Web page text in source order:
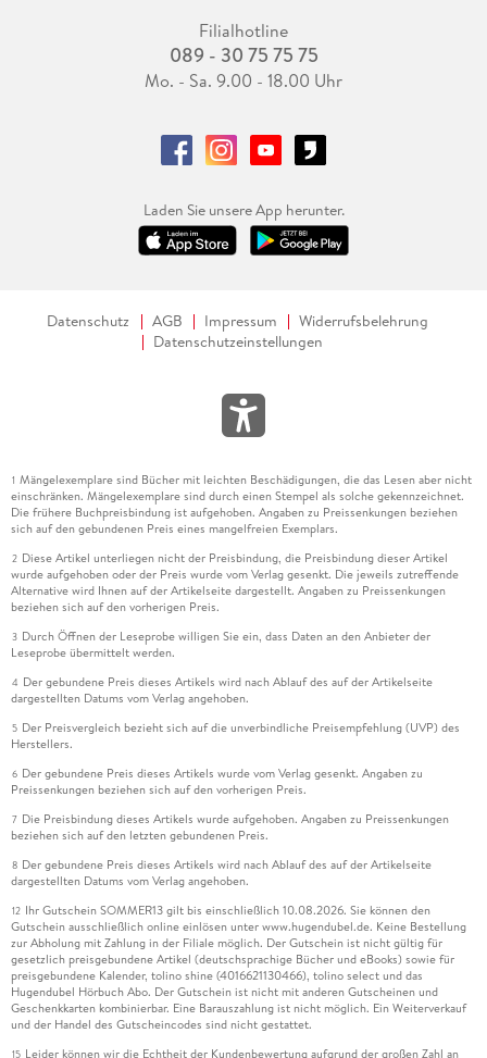
Filialhotline
089 - 30 75 75 75
Mo. - Sa. 9.00 - 18.00 Uhr
Laden Sie unsere App herunter.
Datenschutz AGB Impressum
Widerrufsbelehrung
Datenschutzeinstellungen
1 Mängelexemplare sind Bücher mit leichten Beschädigungen, die das Lesen aber nicht
einschränken. Mängelexemplare sind durch einen Stempel als solche gekennzeichnet.
Die frühere Buchpreisbindung ist aufgehoben. Angaben zu Preissenkungen beziehen
sich auf den gebundenen Preis eines mangelfreien Exemplars.
2 Diese Artikel unterliegen nicht der Preisbindung, die Preisbindung dieser Artikel
wurde aufgehoben oder der Preis wurde vom Verlag gesenkt. Die jeweils zutreffende
Alternative wird Ihnen auf der Artikelseite dargestellt. Angaben zu Preissenkungen
beziehen sich auf den vorherigen Preis.
3 Durch Öffnen der Leseprobe willigen Sie ein, dass Daten an den Anbieter der
Leseprobe übermittelt werden.
4 Der gebundene Preis dieses Artikels wird nach Ablauf des auf der Artikelseite
dargestellten Datums vom Verlag angehoben.
5 Der Preisvergleich bezieht sich auf die unverbindliche Preisempfehlung (UVP) des
Herstellers.
6 Der gebundene Preis dieses Artikels wurde vom Verlag gesenkt. Angaben zu
Preissenkungen beziehen sich auf den vorherigen Preis.
7 Die Preisbindung dieses Artikels wurde aufgehoben. Angaben zu Preissenkungen
beziehen sich auf den letzten gebundenen Preis.
8 Der gebundene Preis dieses Artikels wird nach Ablauf des auf der Artikelseite
dargestellten Datums vom Verlag angehoben.
12 Ihr Gutschein SOMMER13 gilt bis einschließlich 10.08.2026. Sie können den
Gutschein ausschließlich online einlösen unter www.hugendubel.de. Keine Bestellung
zur Abholung mit Zahlung in der Filiale möglich. Der Gutschein ist nicht gültig für
gesetzlich preisgebundene Artikel (deutschsprachige Bücher und eBooks) sowie für
preisgebundene Kalender, tolino shine (4016621130466), tolino select und das
Hugendubel Hörbuch Abo. Der Gutschein ist nicht mit anderen Gutscheinen und
Geschenkkarten kombinierbar. Eine Barauszahlung ist nicht möglich. Ein Weiterverkauf
und der Handel des Gutscheincodes sind nicht gestattet.
15 Leider können wir die Echtheit der Kundenbewertung aufgrund der großen Zahl an